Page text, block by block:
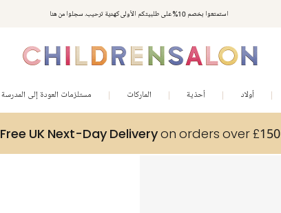
استمتعوا بخصم 10% على طلبيتكم الأولى كهدية ترحيب. سجلوا من هنا
أولاد أحذية الماركات مستلزمات العودة إلى المدرسة
Free UK Next-Day Deliveryon orders over £150